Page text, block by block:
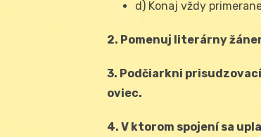
d) Konaj vždy
2. Pomenuj literárny
3. Podčiarkni
oviec.
4. V ktorom spojení sa